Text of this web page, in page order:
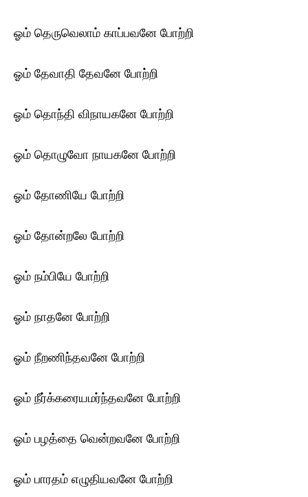
ஓம் தெருவெலாம் காப்பவனே போற்றி
ஓம் தேவாதி தேவனே போற்றி
ஓம் தொந்தி விநாயகனே போற்றி
ஓம் தொழுவோ நாயகனே போற்றி
ஓம் தோணியே போற்றி
ஓம் தோன்றலே போற்றி
ஓம் நம்பியே போற்றி
ஓம் நாதனே போற்றி
ஓம் நீறணிந்தவனே போற்றி
ஓம் நீர்க்கரையமர்ந்தவனே போற்றி
ஓம் பழத்தை வென்றவனே போற்றி
ஓம் பாரதம் எழுதியவனே போற்றி